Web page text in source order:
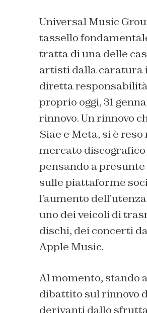
Universal Music
tassello
tratta di una delle
artisti dalla caratura
diretta
proprio oggi, 31
rinnovo. Un rinnovo
Siae e Meta, si è
mercato
pensando a
sulle piattaforme
l’aumento
uno dei veicoli di
dischi, dei concerti
Apple Music.
Al momento, stando
dibattito sul rinnovo
derivanti dallo